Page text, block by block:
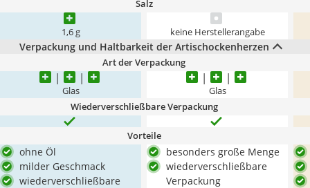
Salz
1,6 g keine Herstellerangabe
Verpackung und Haltbarkeit der Artischockenherzen
Art der Verpackung
Glas Glas
Wiederverschließbare Verpackung
Vorteile
ohne Öl
milder Geschmack
wiederverschließbare
besonders große Menge
wiederverschließbare
Verpackung